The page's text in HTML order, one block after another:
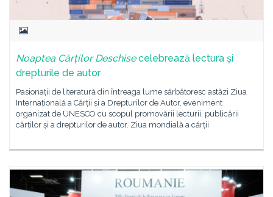
Noaptea Cărților Deschisecelebrează lectura și
drepturile de autor
Pasionații de literatură din întreaga lume sărbătoresc astăzi Ziua
Internațională a Cărții și a Drepturilor de Autor, eveniment
organizat de UNESCO cu scopul promovării lecturii, publicării
cărților și a drepturilor de autor. Ziua mondială a cărții